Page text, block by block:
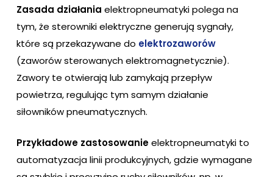
Zasada działania elektropneumatyki polega na
tym, że sterowniki elektryczne generują sygnały,
które są przekazywane do elektrozaworów
(zaworów sterowanych elektromagnetycznie).
Zawory te otwierają lub zamykają przepływ
powietrza, regulując tym samym działanie
siłowników pneumatycznych.
Przykładowe zastosowanieelektropneumatyki to
automatyzacja linii produkcyjnych, gdzie wymagane